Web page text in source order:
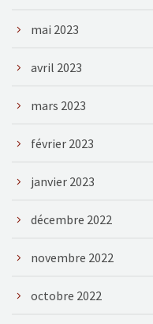
mai 2023
avril 2023
mars 2023
février 2023
janvier 2023
décembre 2022
novembre 2022
octobre 2022